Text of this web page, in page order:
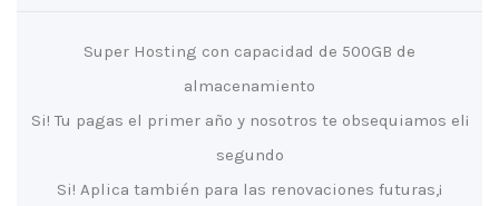
Super Hosting con capacidad de 500GB de
almacenamiento
¡Si! Tu pagas el primer año y nosotros te obsequiamos el
segundo
¡Si! Aplica también para las renovaciones futuras,